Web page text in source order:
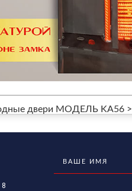
двери МОДЕЛЬ KA56 >